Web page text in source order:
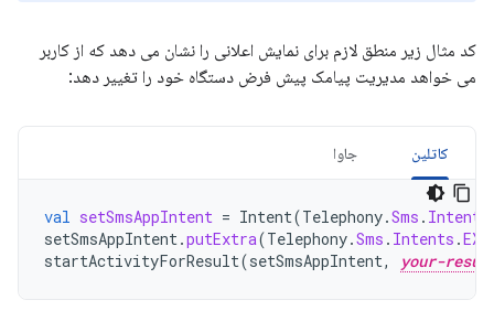
کد مثال زیر منطق لازم برای نمایش اعلانی را نشان می دهد که از کاربر
می خواهد مدیریت پیامک پیش فرض دستگاه خود را تغییر دهد:
کاتلین جاوا
val setSmsAppIntent = Intent(Telephony.Sms . Intents
setSmsAppIntent.putExtra(Telephony.Sms . Intents .
startActivityForResult(setSmsAppIntent, your-